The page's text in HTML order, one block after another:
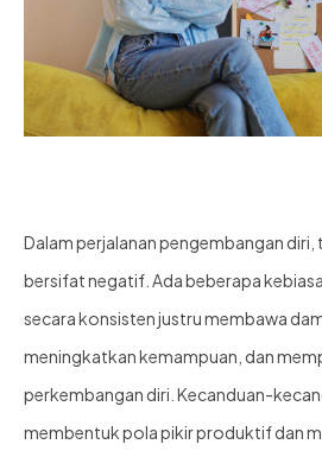
Dalam perjalanan pengembangan
bersifat negatif. Ada beberapa
secara konsisten justru membawa
meningkatkan kemampuan, dan
perkembangan diri. Kecanduan-
membentuk pola pikir produktif dan